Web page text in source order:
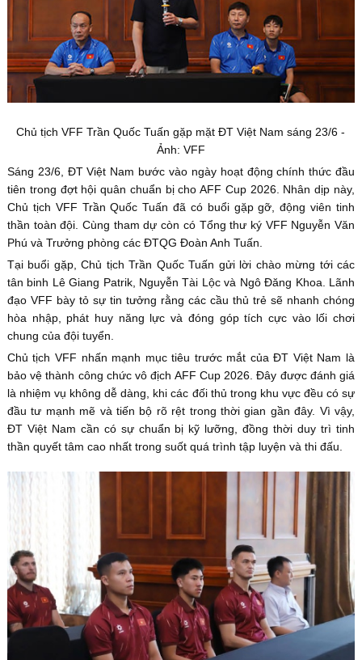
Chủ tịch VFF Trần Quốc Tuấn gặp mặt ĐT Việt Nam sáng 23/6 -
Ảnh: VFF
Sáng 23/6, ĐT Việt Nam bước vào ngày hoạt động chính thức đầu
tiên trong đợt hội quân chuẩn bị cho AFF Cup 2026. Nhân dịp này,
Chủ tịch VFF Trần Quốc Tuấn đã có buổi gặp gỡ, động viên tinh
thần toàn đội. Cùng tham dự còn có Tổng thư ký VFF Nguyễn Văn
Phú và Trưởng phòng các ĐTQG Đoàn Anh Tuấn.
Tại buổi gặp, Chủ tịch Trần Quốc Tuấn gửi lời chào mừng tới các
tân binh Lê Giang Patrik, Nguyễn Tài Lộc và Ngô Đăng Khoa. Lãnh
đạo VFF bày tỏ sự tin tưởng rằng các cầu thủ trẻ sẽ nhanh chóng
hòa nhập, phát huy năng lực và đóng góp tích cực vào lối chơi
chung của đội tuyển.
Chủ tịch VFF nhấn mạnh mục tiêu trước mắt của ĐT Việt Nam là
bảo vệ thành công chức vô địch AFF Cup 2026. Đây được đánh giá
là nhiệm vụ không dễ dàng, khi các đối thủ trong khu vực đều có sự
đầu tư mạnh mẽ và tiến bộ rõ rệt trong thời gian gần đây. Vì vậy,
ĐT Việt Nam cần có sự chuẩn bị kỹ lưỡng, đồng thời duy trì tinh
thần quyết tâm cao nhất trong suốt quá trình tập luyện và thi đấu.